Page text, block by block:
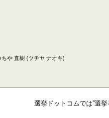
ちや 直樹 (ツチヤ ナオキ)
選挙ドットコムでは”選